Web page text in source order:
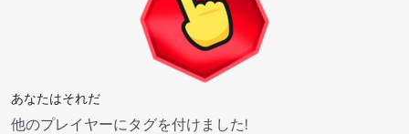
あなたはそれだ
他のプレイヤーにタグを付けました!